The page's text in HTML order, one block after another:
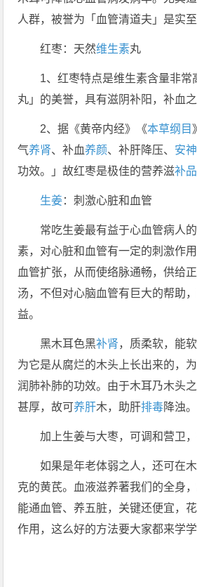
人群，被誉为「血管清道夫」是实至
红枣：天然维生素丸
1、红枣特点是维生素含量非常
丸」的美誉，具有滋阴补阳，补血之
2、据《黄帝内经》《本草纲目
气养肾、补血养颜、补肝降压、 安神
功效。」故红枣是极佳的营养滋补品
生姜：刺激心脏和血管
常吃生姜最有益于心血管病人
素，对心脏和血管有一定的刺激作
血管扩张，从而使络脉通畅，供给
汤，不但对心脑血管有巨大的帮助
益。
黑木耳色黑补肾，质柔软，能
为它是从腐烂的木头上长出来的，
润肺补肺的功效。由于木耳乃木头
甚厚，故可养肝木，助肝排毒降浊。
加上生姜与大枣，可调和营卫
如果是年老体弱之人，还可在
克的黄芪。血液滋养著我们的全身
能通血管、养五脏，关键还便宜，
作用，这么好的方法要大家都来学学